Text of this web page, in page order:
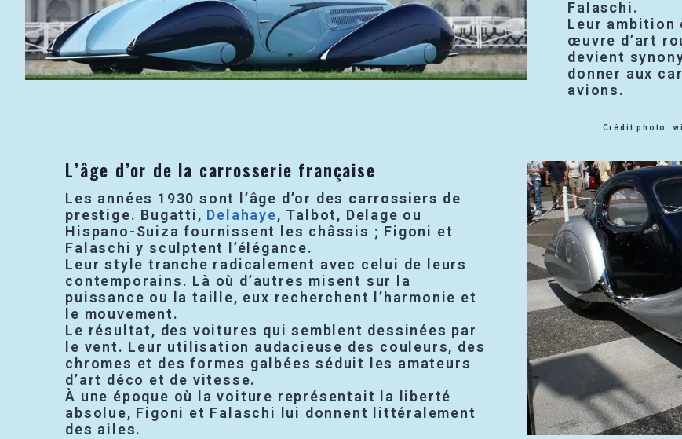
Falaschi.
Leur
œuvre d’art
devient
donner aux
avions.
Crédit photo:
L’âge d’or de la carrosserie française
Les années 1930 sont l’âge d’or des carrossiers de
prestige. Bugatti, Delahaye, Talbot, Delage ou
Hispano-Suiza fournissent les châssis ; Figoni et
Falaschi y sculptent l’élégance.
Leur style tranche radicalement avec celui de leurs
contemporains. Là où d’autres misent sur la
puissance ou la taille, eux recherchent l’harmonie et
le mouvement.
Le résultat, des voitures qui semblent dessinées par
le vent. Leur utilisation audacieuse des couleurs, des
chromes et des formes galbées séduit les amateurs
d’art déco et de vitesse.
À une époque où la voiture représentait la liberté
absolue, Figoni et Falaschi lui donnent littéralement
des ailes.